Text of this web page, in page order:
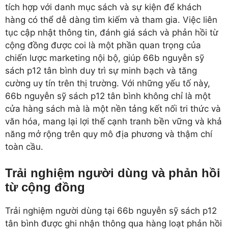
tích hợp với danh mục sách và sự kiện để khách
hàng có thể dễ dàng tìm kiếm và tham gia. Việc liên
tục cập nhật thông tin, đánh giá sách và phản hồi từ
cộng đồng được coi là một phần quan trọng của
chiến lược marketing nội bộ, giúp 66b nguyễn sỹ
sách p12 tân bình duy trì sự minh bạch và tăng
cường uy tín trên thị trường. Với những yếu tố này,
66b nguyễn sỹ sách p12 tân bình không chỉ là một
cửa hàng sách mà là một nền tảng kết nối tri thức và
văn hóa, mang lại lợi thế cạnh tranh bền vững và khả
năng mở rộng trên quy mô địa phương và thậm chí
toàn cầu.
Trải nghiệm người dùng và phản hồi
từ cộng đồng
Trải nghiệm người dùng tại 66b nguyễn sỹ sách p12
tân bình được ghi nhận thông qua hàng loạt phản hồi